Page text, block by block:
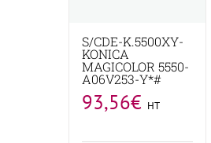
S/CDE-K.5500XY-
KONICA
MAGICOLOR 5550-
A06V253-Y*#
93,56€ HT